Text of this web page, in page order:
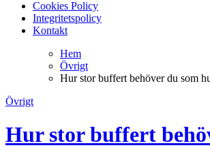
Cookies Policy
Integritetspolicy
Kontakt
Hem
Övrigt
Hur stor buffert behöver du som
Övrigt
Hur stor buffert